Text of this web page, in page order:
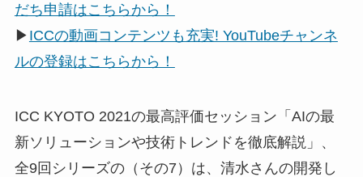
だち申請はこちらから！
▶ ICCの動画コンテンツも充実! YouTubeチャンネ
ルの登録はこちらから！
ICC KYOTO 2021の最高評価セッション「AIの最
新ソリューションや技術トレンドを徹底解説」、
全9回シリーズの（その7）は、清水さんの開発し